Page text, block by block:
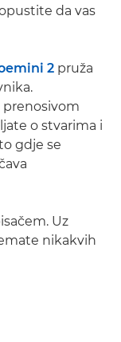
da vas
2 pruža
prenosivom
o stvarima i
gdje se
Uz
nikakvih